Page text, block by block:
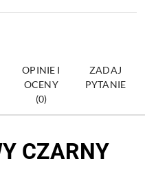
OPINIE I
OCENY
(0)
ZADAJ
PYTANIE
CZARNY